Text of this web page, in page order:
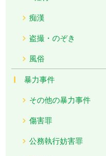
痴漢
盗撮・のぞき
風俗
暴力事件
その他の暴力事件
傷害罪
公務執行妨害罪